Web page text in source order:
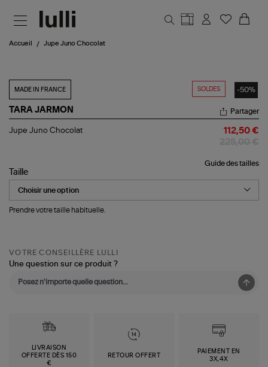
Accueil Jupe Juno Chocolat
SOLDES -50%
MADE IN FRANCE
TARA JARMON
Jupe
Partager
Jupe Juno Chocolat 112,50 €
Guide des tailles
Taille
Prendre votre taille habituelle.
VOTRE CONSEILLÈRE LULLI
Une question sur ce produit ?
LIVRAISON
OFFERTE DÈS 150
€
RETOUR OFFERT
PAIEMENT EN
3X,4X